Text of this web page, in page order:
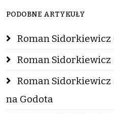
PODOBNE ARTYKUŁY
Roman
Roman Sidorkiewicz
Roman Sidorkiewicz
na Godota